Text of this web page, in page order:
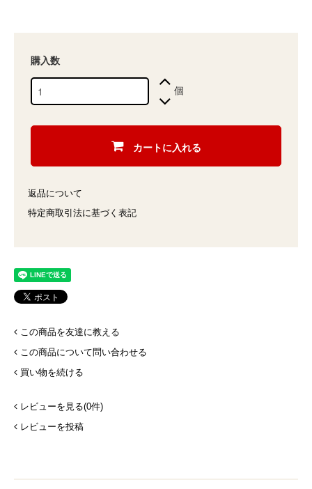
購入数
個
カートに入れる
返品について
特定商取引法に基づく表記
この商品を友達に教える
この商品について問い合わせる
買い物を続ける
レビューを見る(0件)
レビューを投稿